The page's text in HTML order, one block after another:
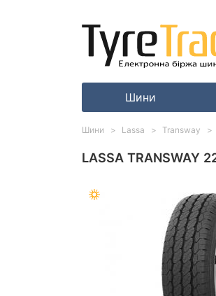
Шини
LASSA TRANSWAY
Шини Lassa Transway